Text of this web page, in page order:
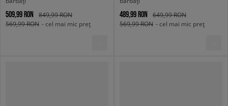
509,99 RON
849,99 RON
569,99 RON - cel mai mic preț
489,99 RON
649,99 RON
569,99 RON - cel mai mic preț